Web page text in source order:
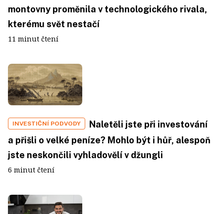
montovny proměnila v technologického rivala,
kterému svět nestačí
11 minut čtení
INVESTIČNÍ PODVODY
Naletěli jste při investování
a přišli o velké peníze? Mohlo být i hůř, alespoň
jste neskončili vyhladovělí v džungli
6 minut čtení